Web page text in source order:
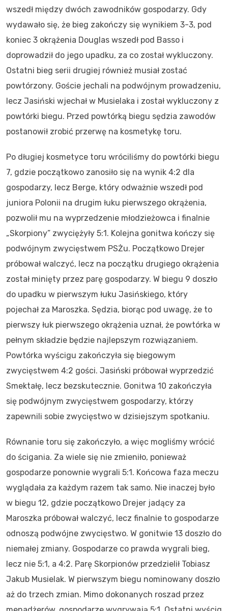
wszedł między dwóch zawodników gospodarzy. Gdy
wydawało się, że bieg zakończy się wynikiem 3-3, pod
koniec 3 okrążenia Douglas wszedł pod Basso i
doprowadził do jego upadku, za co został wykluczony.
Ostatni bieg serii drugiej również musiał zostać
powtórzony. Goście jechali na podwójnym prowadzeniu,
lecz Jasiński wjechał w Musielaka i został wykluczony z
powtórki biegu. Przed powtórką biegu sędzia zawodów
postanowił zrobić przerwę na kosmetykę toru.
Po długiej kosmetyce toru wróciliśmy do powtórki biegu
7, gdzie początkowo zanosiło się na wynik 4:2 dla
gospodarzy, lecz Berge, który odważnie wszedł pod
juniora Polonii na drugim łuku pierwszego okrążenia,
pozwolił mu na wyprzedzenie młodzieżowca i finalnie
„Skorpiony” zwyciężyły 5:1. Kolejna gonitwa kończy się
podwójnym zwycięstwem PSŻu. Początkowo Drejer
próbował walczyć, lecz na początku drugiego okrążenia
został minięty przez parę gospodarzy. W biegu 9 doszło
do upadku w pierwszym łuku Jasińskiego, który
pojechał za Maroszka. Sędzia, biorąc pod uwagę, że to
pierwszy łuk pierwszego okrążenia uznał, że powtórka w
pełnym składzie będzie najlepszym rozwiązaniem.
Powtórka wyścigu zakończyła się biegowym
zwycięstwem 4:2 gości. Jasiński próbował wyprzedzić
Smektałę, lecz bezskutecznie. Gonitwa 10 zakończyła
się podwójnym zwycięstwem gospodarzy, którzy
zapewnili sobie zwycięstwo w dzisiejszym spotkaniu.
Równanie toru się zakończyło, a więc mogliśmy wrócić
do ścigania. Za wiele się nie zmieniło, ponieważ
gospodarze ponownie wygrali 5:1. Końcowa faza meczu
wyglądała za każdym razem tak samo. Nie inaczej było
w biegu 12, gdzie początkowo Drejer jadący za
Maroszka próbował walczyć, lecz finalnie to gospodarze
odnoszą podwójne zwycięstwo. W gonitwie 13 doszło do
niemałej zmiany. Gospodarze co prawda wygrali bieg,
lecz nie 5:1, a 4:2. Parę Skorpionów przedzielił Tobiasz
Jakub Musielak. W pierwszym biegu nominowany doszło
aż do trzech zmian. Mimo dokonanych roszad przez